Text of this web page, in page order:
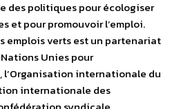
des politiques pour écologiser
et pour promouvoir l’emploi.
emplois verts est un partenariat
Unies pour
l’Organisation internationale du
internationale des